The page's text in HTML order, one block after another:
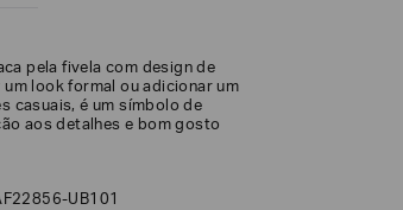
pela fivela com design de
look formal ou adicionar um
casuais, é um símbolo de
aos detalhes e bom gosto
UB101